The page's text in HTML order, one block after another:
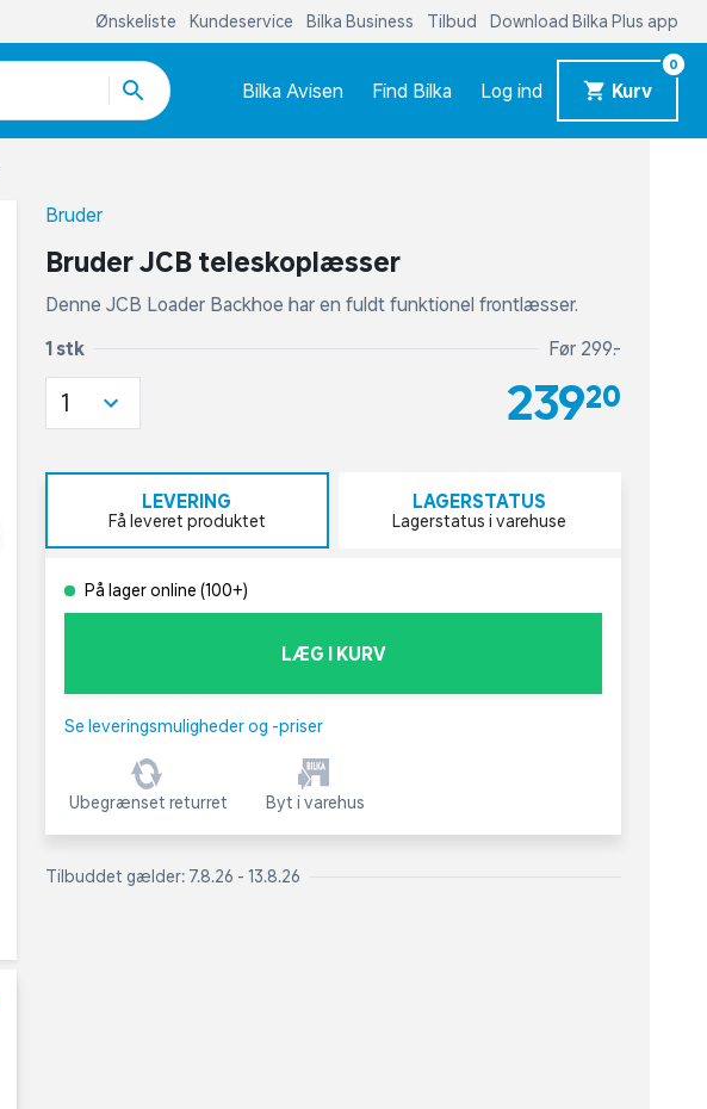
Ønskeliste Kundeservice Bilka Business Tilbud Download Bilka Plus app
Bilka Avisen Find Bilka Log ind Kurv
0
Bruder
Bruder JCB teleskoplæsser
Denne JCB Loader Backhoe har en fuldt funktionel frontlæsser.
1 stk Før 299,-
239,20
1
LEVERING
Få leveret produktet
LAGERSTATUS
Lagerstatus i varehuse
På lager online (100+)
LÆG I KURV
Se leveringsmuligheder og -priser
Ubegrænset returret Byt i varehus
Tilbuddet gælder: 7.8.26 - 13.8.26